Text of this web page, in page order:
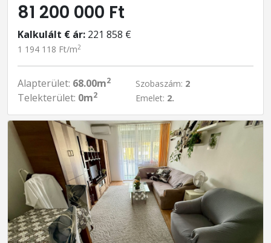
81 200 000 Ft
Kalkulált € ár: 221 858 €
1 194 118 Ft/m2
Alapterület: 68.00m2
Telekterület: 0m2
Szobaszám: 2
Emelet: 2.